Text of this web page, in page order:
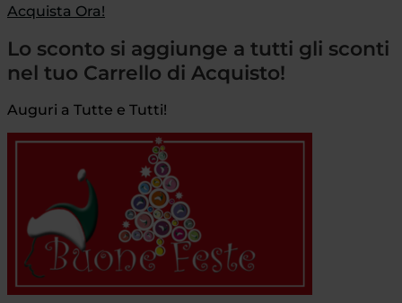
Acquista Ora!
Lo sconto si aggiunge a tutti gli sconti
nel tuo Carrello di Acquisto!
Auguri a Tutte e Tutti!